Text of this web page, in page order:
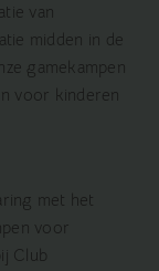
van
midden in de
gamekampen
voor kinderen
met het
voor
Club